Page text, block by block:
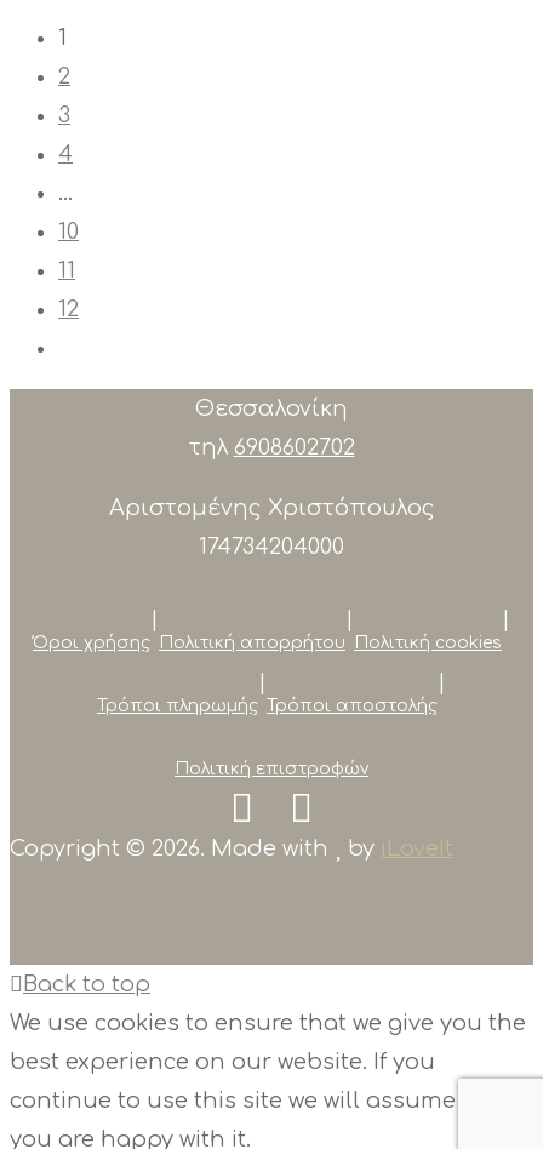
1
2
3
4
…
10
11
12
Θεσσαλονίκη
τηλ 6908602702
Αριστομένης Χριστόπουλος
174734204000
Όροι χρήσης Πολιτική απορρήτου Πολιτική cookies
Τρόποι πληρωμής Τρόποι αποστολής
Πολιτική επιστροφών
Copyright © 2026. Made with by iLoveIt
Back to top
We use cookies to ensure that we give you the
best experience on our website. If you
continue to use this site we will assume that
you are happy with it.